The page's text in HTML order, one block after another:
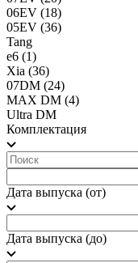
06EV (18)
05EV (36)
Tang
e6 (1)
Xia (36)
07DM (24)
MAX DM (4)
Ultra DM
Комплектация
Дата выпуска (от)
Дата выпуска (до)